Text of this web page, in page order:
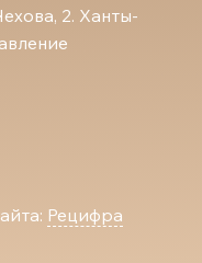
2. Ханты-
Рецифра